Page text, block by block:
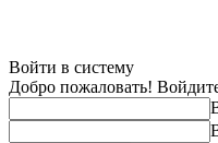
Войти в систему
Добро пожаловать!